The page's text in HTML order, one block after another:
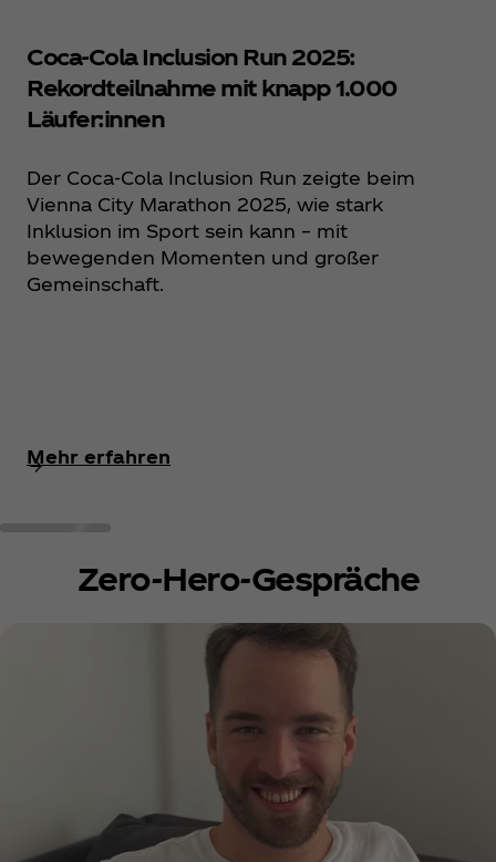
Coca‑Cola Inclusion Run 2025:
Rekordteilnahme mit knapp 1.000
Läufer:innen
Der Coca‑Cola Inclusion Run zeigte beim
Vienna City Marathon 2025, wie stark
Inklusion im Sport sein kann – mit
bewegenden Momenten und großer
Gemeinschaft.
Mehr erfahren
Zero-Hero-Gespräche